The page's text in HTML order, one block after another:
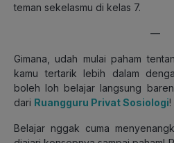
teman sekelasmu di kelas 7.
—
Gimana, udah mulai paham
kamu tertarik lebih dalam
boleh loh belajar langsung
dari Ruangguru Privat Sosiologi!
Belajar nggak cuma